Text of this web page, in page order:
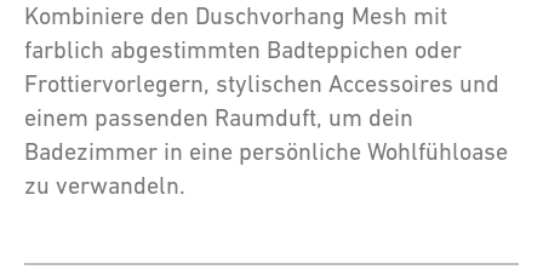
Kombiniere den Duschvorhang Mesh mit
farblich abgestimmten Badteppichen oder
Frottiervorlegern, stylischen Accessoires und
einem passenden Raumduft, um dein
Badezimmer in eine persönliche Wohlfühloase
zu verwandeln.